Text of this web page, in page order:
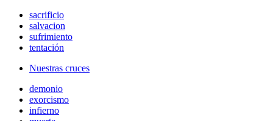
sacrificio
salvacion
sufrimiento
tentación
Nuestras cruces
demonio
exorcismo
infierno